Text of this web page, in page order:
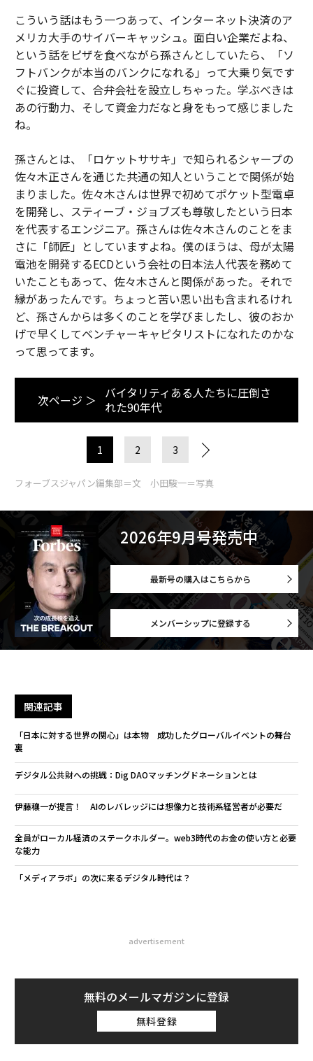
こういう話はもう一つあって、インターネット決済のア
メリカ大手のサイバーキャッシュ。面白い企業だよね、
という話をピザを食べながら孫さんとしていたら、「ソ
フトバンクが本当のバンクになれる」って大乗り気です
ぐに投資して、合弁会社を設立しちゃった。学ぶべきは
あの行動力、そして資金力だなと身をもって感じました
ね。
孫さんとは、「ロケットササキ」で知られるシャープの
佐々木正さんを通じた共通の知人ということで関係が始
まりました。佐々木さんは世界で初めてポケット型電卓
を開発し、スティーブ・ジョブズも尊敬したという日本
を代表するエンジニア。孫さんは佐々木さんのことをま
さに「師匠」としていますよね。僕のほうは、母が太陽
電池を開発するECDという会社の日本法人代表を務めて
いたこともあって、佐々木さんと関係があった。それで
縁があったんです。ちょっと苦い思い出も含まれるけれ
ど、孫さんからは多くのことを学びましたし、彼のおか
げで早くしてベンチャーキャピタリストになれたのかな
って思ってます。
次ページ ＞
バイタリティある人たちに圧倒さ
れた90年代
1 2 3
フォーブスジャパン編集部＝文 小田駿一＝写真
2026年9月号発売中
最新号の購入はこちらから
メンバーシップに登録する
関連記事
「日本に対する世界の関心」は本物 成功したグローバルイベントの舞台
裏
デジタル公共財への挑戦：Dig DAOマッチングドネーションとは
伊藤穰一が提言！ AIのレバレッジには想像力と技術系経営者が必要だ
全員がローカル経済のステークホルダー。web3時代のお金の使い方と必要
な能力
「メディアラボ」の次に来るデジタル時代は？
advertisement
無料のメールマガジンに登録
無料登録